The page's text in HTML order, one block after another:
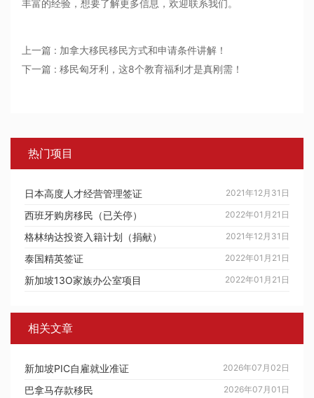
丰富的经验，想要了解更多信息，欢迎联系我们。
上一篇 : 加拿大移民移民方式和申请条件讲解！
下一篇 : 移民匈牙利，这8个教育福利才是真刚需！
热门项目
2021年12月31日
日本高度人才经营管理签证
2022年01月21日
西班牙购房移民（已关停）
2021年12月31日
格林纳达投资入籍计划（捐献）
2022年01月21日
泰国精英签证
2022年01月21日
新加坡13O家族办公室项目
相关文章
2026年07月02日
新加坡PIC自雇就业准证
2026年07月01日
巴拿马存款移民